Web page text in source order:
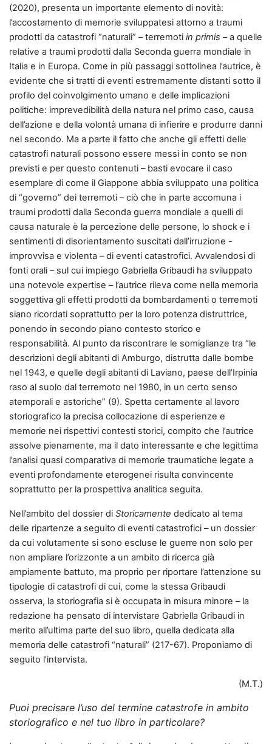
(2020), presenta un importante elemento di novità:
l’accostamento di memorie sviluppatesi attorno a traumi
prodotti da catastrofi “naturali” – terremoti in primis – a quelle
relative a traumi prodotti dalla Seconda guerra mondiale in
Italia e in Europa. Come in più passaggi sottolinea l’autrice, è
evidente che si tratti di eventi estremamente distanti sotto il
profilo del coinvolgimento umano e delle implicazioni
politiche: imprevedibilità della natura nel primo caso, causa
dell’azione e della volontà umana di infierire e produrre danni
nel secondo. Ma a parte il fatto che anche gli effetti delle
catastrofi naturali possono essere messi in conto se non
previsti e per questo contenuti – basti evocare il caso
esemplare di come il Giappone abbia sviluppato una politica
di “governo” dei terremoti – ciò che in parte accomuna i
traumi prodotti dalla Seconda guerra mondiale a quelli di
causa naturale è la percezione delle persone, lo shock e i
sentimenti di disorientamento suscitati dall’irruzione -
improvvisa e violenta – di eventi catastrofici. Avvalendosi di
fonti orali – sul cui impiego Gabriella Gribaudi ha sviluppato
una notevole expertise – l’autrice rileva come nella memoria
soggettiva gli effetti prodotti da bombardamenti o terremoti
siano ricordati soprattutto per la loro potenza distruttrice,
ponendo in secondo piano contesto storico e
responsabilità. Al punto da riscontrare le somiglianze tra “le
descrizioni degli abitanti di Amburgo, distrutta dalle bombe
nel 1943, e quelle degli abitanti di Laviano, paese dell’Irpinia
raso al suolo dal terremoto nel 1980, in un certo senso
atemporali e astoriche” (9). Spetta certamente al lavoro
storiografico la precisa collocazione di esperienze e
memorie nei rispettivi contesti storici, compito che l’autrice
assolve pienamente, ma il dato interessante e che legittima
l’analisi quasi comparativa di memorie traumatiche legate a
eventi profondamente eterogenei risulta convincente
soprattutto per la prospettiva analitica seguita.
Nell’ambito del dossier di Storicamente dedicato al tema
delle ripartenze a seguito di eventi catastrofici – un dossier
da cui volutamente si sono escluse le guerre non solo per
non ampliare l’orizzonte a un ambito di ricerca già
ampiamente battuto, ma proprio per riportare l’attenzione su
tipologie di catastrofi di cui, come la stessa Gribaudi
osserva, la storiografia si è occupata in misura minore – la
redazione ha pensato di intervistare Gabriella Gribaudi in
merito all’ultima parte del suo libro, quella dedicata alla
memoria delle catastrofi “naturali” (217-67). Proponiamo di
seguito l’intervista.
(M.T.)
Puoi precisare l’uso del termine catastrofe in ambito
storiografico e nel tuo libro in particolare?